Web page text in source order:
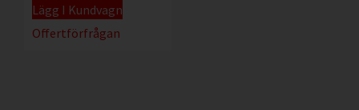
Lägg I Kundvagn
Offertförfrågan